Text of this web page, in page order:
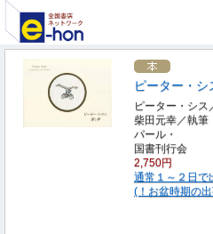
ピーター・シ
ピーター・シ
柴田元幸／執
パール・
国書刊行会
2,750円
通常１～２日で
(！お盆時期の